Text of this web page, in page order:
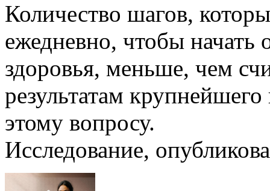
Количество шагов,
ежедневно, чтобы начать
здоровья, меньше, чем
результатам
этому вопросу.
Исследование,